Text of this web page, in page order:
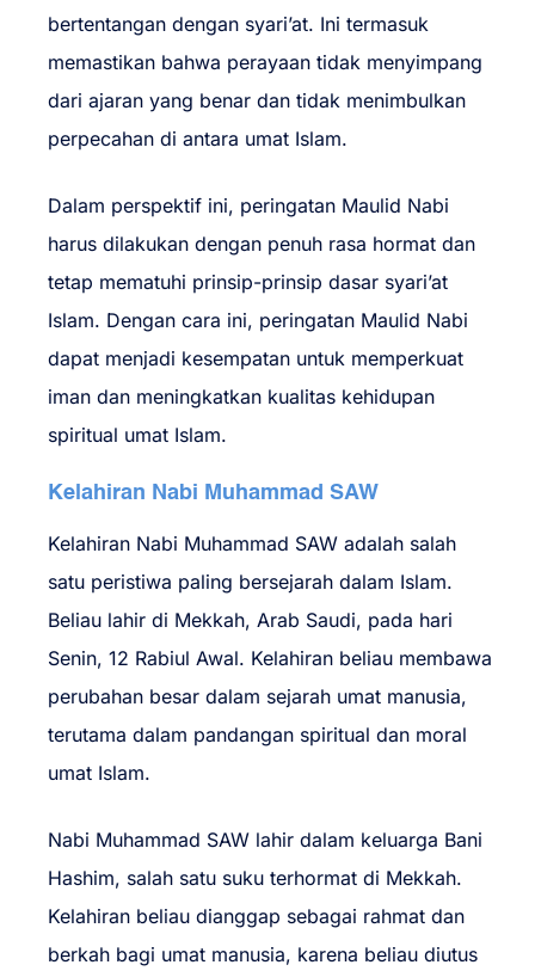
bertentangan dengan syari’at. Ini termasuk
memastikan bahwa perayaan tidak menyimpang
dari ajaran yang benar dan tidak menimbulkan
perpecahan di antara umat Islam.
Dalam perspektif ini, peringatan Maulid Nabi
harus dilakukan dengan penuh rasa hormat dan
tetap mematuhi prinsip-prinsip dasar syari’at
Islam. Dengan cara ini, peringatan Maulid Nabi
dapat menjadi kesempatan untuk memperkuat
iman dan meningkatkan kualitas kehidupan
spiritual umat Islam.
Kelahiran Nabi Muhammad SAW
Kelahiran Nabi Muhammad SAW adalah salah
satu peristiwa paling bersejarah dalam Islam.
Beliau lahir di Mekkah, Arab Saudi, pada hari
Senin, 12 Rabiul Awal. Kelahiran beliau membawa
perubahan besar dalam sejarah umat manusia,
terutama dalam pandangan spiritual dan moral
umat Islam.
Nabi Muhammad SAW lahir dalam keluarga Bani
Hashim, salah satu suku terhormat di Mekkah.
Kelahiran beliau dianggap sebagai rahmat dan
berkah bagi umat manusia, karena beliau diutus